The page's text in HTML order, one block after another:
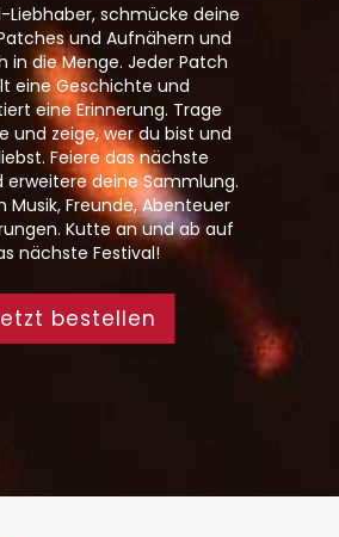
Liebhaber, schmücke deine
und Aufnähern und
in die Menge. Jeder Patch
eine Geschichte und
eine Erinnerung. Trage
und zeige, wer du bist und
Feiere das nächste
erweitere deine Sammlung.
Musik, Freunde, Abenteuer
Kutte an und ab auf
nächste Festival!
bestellen